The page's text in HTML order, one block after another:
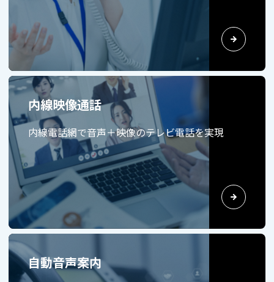
内線映像通話
内線電話網で音声＋映像のテレビ電話を実現
自動音声案内